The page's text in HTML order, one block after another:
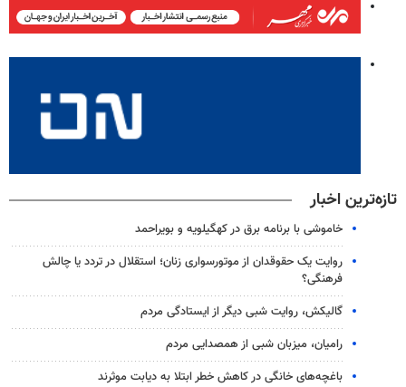
تازه‌ترین اخبار
خاموشی با برنامه برق در کهگیلویه و بویراحمد
روایت یک حقوقدان از موتورسواری زنان؛ استقلال در تردد یا چالش
فرهنگی؟
گالیکش، روایت شبی دیگر از ایستادگی مردم
رامیان، میزبان شبی از همصدایی مردم
باغچه‌های خانگی در کاهش خطر ابتلا به دیابت موثرند